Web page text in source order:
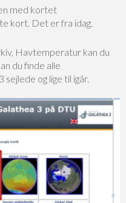
med kortet
kort. Det er fra idag.
Havtemperatur kan du
du finde alle
og lige til igår.